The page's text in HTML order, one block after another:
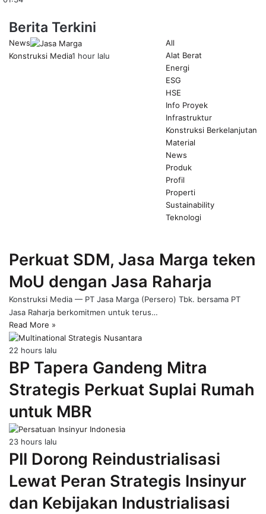
Berita Terkini
All
Alat Berat
Energi
ESG
HSE
Info Proyek
Infrastruktur
Konstruksi Berkelanjutan
Material
News
Produk
Profil
Properti
Sustainability
Teknologi
page
News
Konstruksi Media1 hour lalu
Perkuat SDM, Jasa Marga teken
MoU dengan Jasa Raharja
Konstruksi Media — PT Jasa Marga (Persero) Tbk. bersama PT
Jasa Raharja berkomitmen untuk terus…
Read More »
22 hours lalu
BP Tapera Gandeng Mitra
Strategis Perkuat Suplai Rumah
untuk MBR
23 hours lalu
PII Dorong Reindustrialisasi
Lewat Peran Strategis Insinyur
dan Kebijakan Industrialisasi